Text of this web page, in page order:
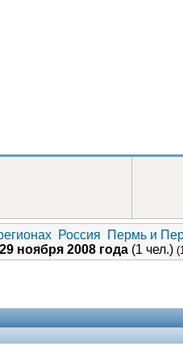
Россия
Пермь и
ноября 2008 года (1 чел.)